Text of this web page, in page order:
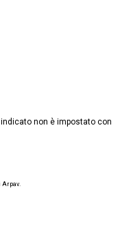
non è impostato con